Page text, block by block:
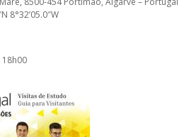
8°32’05.0″W
18h00